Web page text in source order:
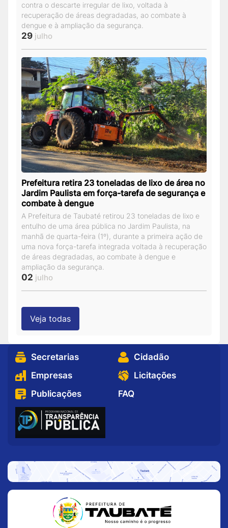
contra o descarte irregular de lixo, voltada à
recuperação de áreas degradadas, ao combate à
dengue e à ampliação da segurança.
29 julho
Prefeitura retira 23 toneladas de lixo de área no
Jardim Paulista em força-tarefa de segurança e
combate à dengue
A Prefeitura de Taubaté retirou 23 toneladas de lixo e
entulho de uma área pública no Jardim Paulista, na
manhã de quarta-feira (1º), durante a primeira ação de
uma nova força-tarefa integrada voltada à recuperação
de áreas degradadas, ao combate à dengue e
ampliação da segurança.
02 julho
Veja todas
Secretarias
Cidadão
Empresas
Licitações
Publicações
FAQ